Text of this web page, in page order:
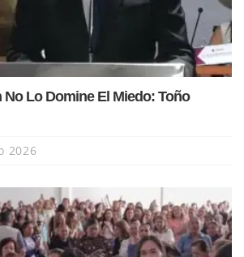
No Lo Domine El Miedo: Toño
2026